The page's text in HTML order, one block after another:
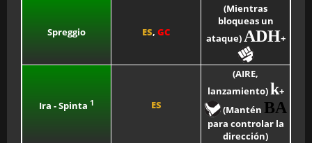
Spreggio ES, GC
(Mientras
bloqueas un
ataque) ADH+
Ira - Spinta 1 ES
(AIRE,
lanzamiento)k+
(Mantén BA
para controlar la
dirección)